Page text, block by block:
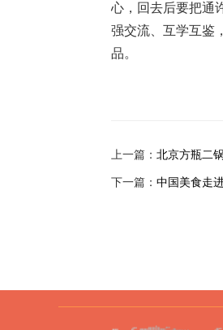
心，回去后要把通
强交流、互学互鉴
品。
上一篇： 北京方瓶二
下一篇： 中国美食走